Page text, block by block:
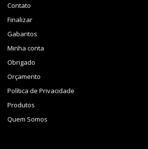
Contato
Finalizar
Gabaritos
Minha conta
Obrigado
Orçamento
Política de Privacidade
Produtos
Quem Somos